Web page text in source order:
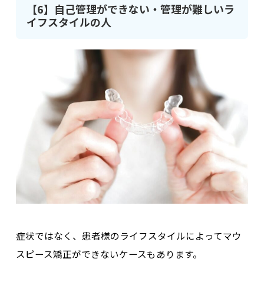
【6】自己管理ができない・管理が難しいラ
イフスタイルの人
症状ではなく、患者様のライフスタイルによってマウ
スピース矯正ができないケースもあります。